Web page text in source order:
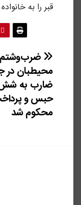
قبر را به
راهبری
نوشته
محیطبان در
ضارب به
حبس و
محکوم شد